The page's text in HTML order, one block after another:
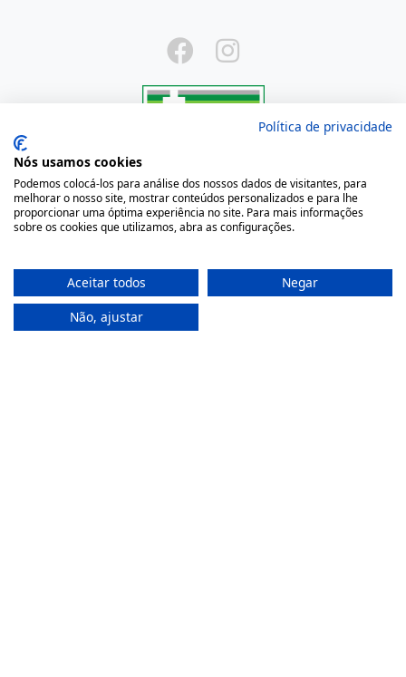
Onde Estamos
Largo São Domingos 42-44
4050-545 Porto
(+351) 22 200 35 45
(Chamada para rede fixa nacional)
(+351) 912 474 321
Política de privacidade
Nós usamos cookies
Podemos colocá-los para análise dos nossos dados de visitantes, para
melhorar o nosso site, mostrar conteúdos personalizados e para lhe
proporcionar uma óptima experiência no site. Para mais informações
sobre os cookies que utilizamos, abra as configurações.
Aceitar todos
Negar
Não, ajustar